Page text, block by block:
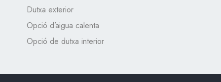
Dutxa exterior
Opció d’aigua calenta
Opció de dutxa interior